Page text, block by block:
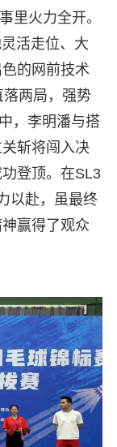
里火力全开。
活走位、大
的网前技术
两局，强势
，李明潘与搭
斩将闯入决
登顶。在SL3
以赴，虽最终
赢得了观众